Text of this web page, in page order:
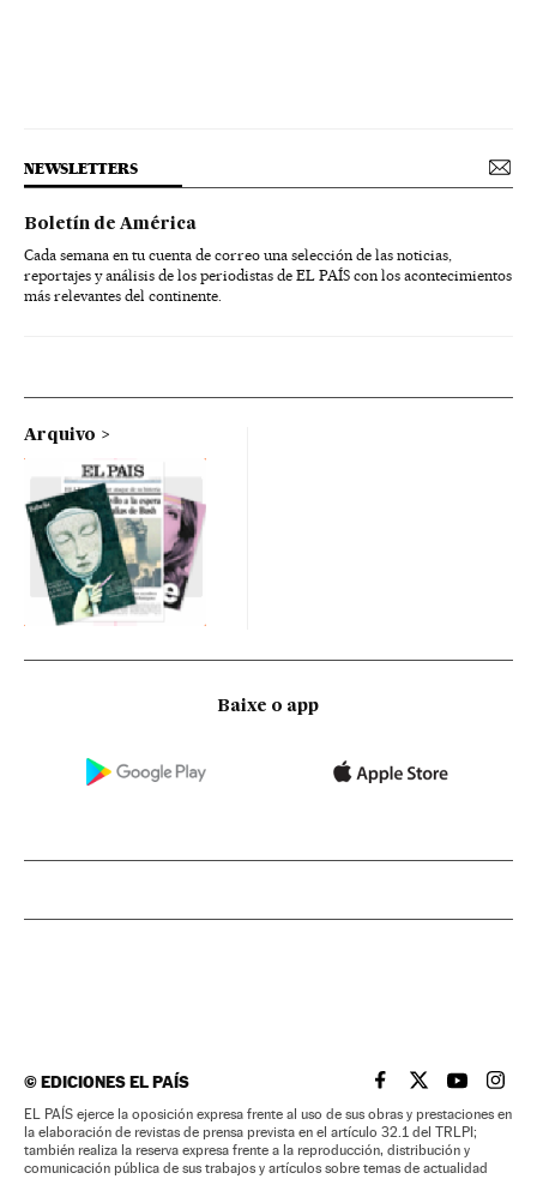
NEWSLETTERS
Boletín de América
Cada semana en tu cuenta de correo una selección de las noticias,
reportajes y análisis de los periodistas de EL PAÍS con los acontecimientos
más relevantes del continente.
Arquivo
Baixe o app
©EDICIONES EL PAÍS EL PAÍS BRASIL EN
EL PAÍSEL PAÍS
EL
EL PAÍS ejerce la oposición expresa frente al uso de sus obras y prestaciones en
la elaboración de revistas de prensa prevista en el artículo 32.1 del TRLPI;
también realiza la reserva expresa frente a la reproducción, distribución y
comunicación pública de sus trabajos y artículos sobre temas de actualidad